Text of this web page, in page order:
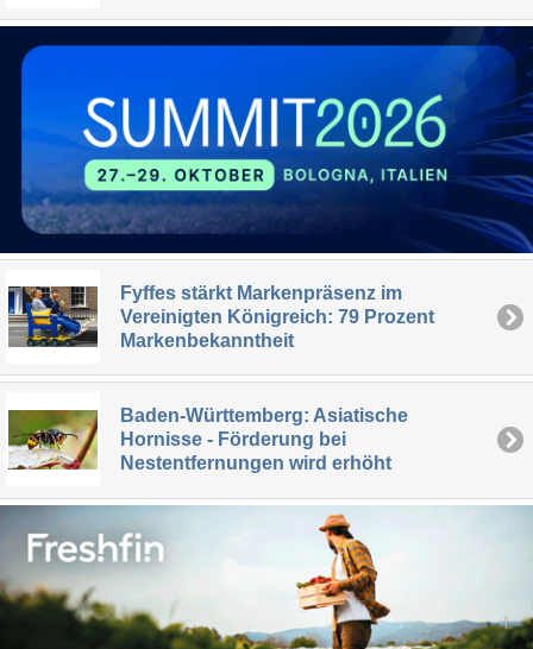
Fyffes stärkt Markenpräsenz im
Vereinigten Königreich: 79 Prozent
Markenbekanntheit
Baden-Württemberg: Asiatische
Hornisse - Förderung bei
Nestentfernungen wird erhöht